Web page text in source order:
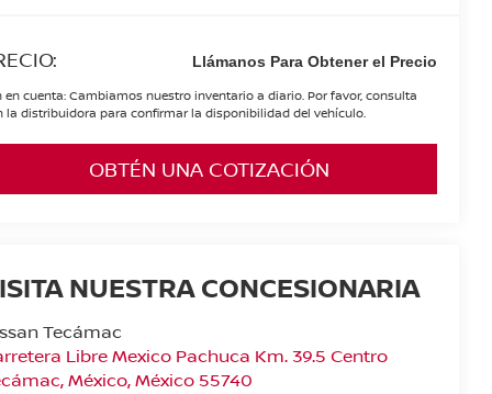
Llámanos Para Obtener el Precio
en cuenta: Cambiamos nuestro inventario a diario. Por favor, consulta
la distribuidora para confirmar la disponibilidad del vehículo.
OBTÉN UNA COTIZACIÓN
NUESTRA CONCESIONARIA
Tecámac
Libre Mexico Pachuca Km. 39.5 Centro
,México, México 55740